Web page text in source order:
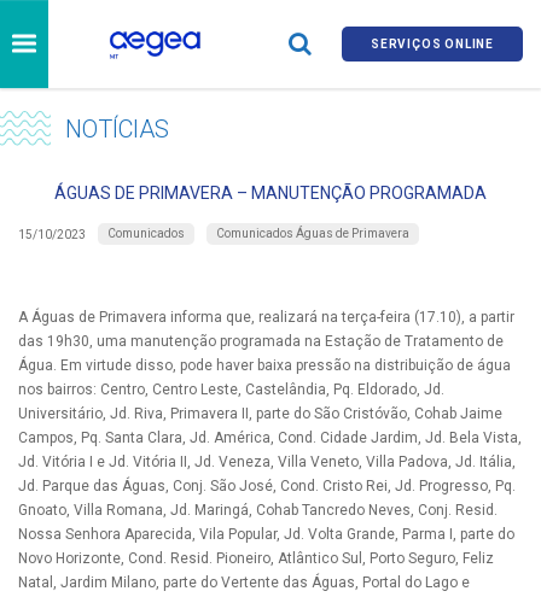
SERVIÇOS ONLINE
NOTÍCIAS
ÁGUAS DE PRIMAVERA – MANUTENÇÃO PROGRAMADA
15/10/2023 Comunicados Comunicados Águas de Primavera
A Águas de Primavera informa que, realizará na terça-feira (17.10), a partir
das 19h30, uma manutenção programada na Estação de Tratamento de
Água. Em virtude disso, pode haver baixa pressão na distribuição de água
nos bairros: Centro, Centro Leste, Castelândia, Pq. Eldorado, Jd.
Universitário, Jd. Riva, Primavera II, parte do São Cristóvão, Cohab Jaime
Campos, Pq. Santa Clara, Jd. América, Cond. Cidade Jardim, Jd. Bela Vista,
Jd. Vitória I e Jd. Vitória II, Jd. Veneza, Villa Veneto, Villa Padova, Jd. Itália,
Jd. Parque das Águas, Conj. São José, Cond. Cristo Rei, Jd. Progresso, Pq.
Gnoato, Villa Romana, Jd. Maringá, Cohab Tancredo Neves, Conj. Resid.
Nossa Senhora Aparecida, Vila Popular, Jd. Volta Grande, Parma I, parte do
Novo Horizonte, Cond. Resid. Pioneiro, Atlântico Sul, Porto Seguro, Feliz
Natal, Jardim Milano, parte do Vertente das Águas, Portal do Lago e